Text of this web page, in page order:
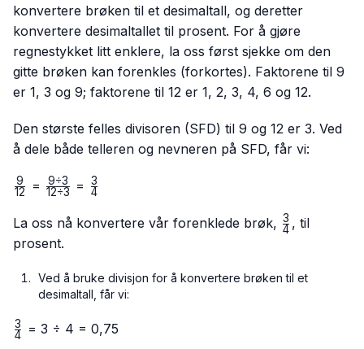
konvertere brøken til et desimaltall, og deretter
konvertere desimaltallet til prosent. For å gjøre
regnestykket litt enklere, la oss først sjekke om den
gitte brøken kan forenkles (forkortes). Faktorene til 9
er 1, 3 og 9; faktorene til 12 er 1, 2, 3, 4, 6 og 12.
Den største felles divisoren (SFD) til 9 og 12 er 3. Ved
å dele både telleren og nevneren på SFD, får vi:
\frac{9}
12
9 = \frac{9
{12 ÷
3}
12÷3
9÷3 = \frac{3}
4
3
La oss nå konvertere vår forenklede brøk, \frac{3}
4
3 , til
prosent.
Ved å bruke divisjon for å konvertere brøken til et
desimaltall, får vi:
\frac{3}
4
3 = 3 ÷ 4 = 0,75